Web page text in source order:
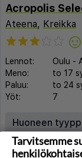
Acropolis
Ateena, Kreikka
Lennot: Oulu -
Meno:
to 17
Paluu:
to 24
Yöt:
7
Huoneen
Tarvitsemme